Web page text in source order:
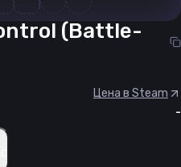
(Battle-
Цена в Steam
-